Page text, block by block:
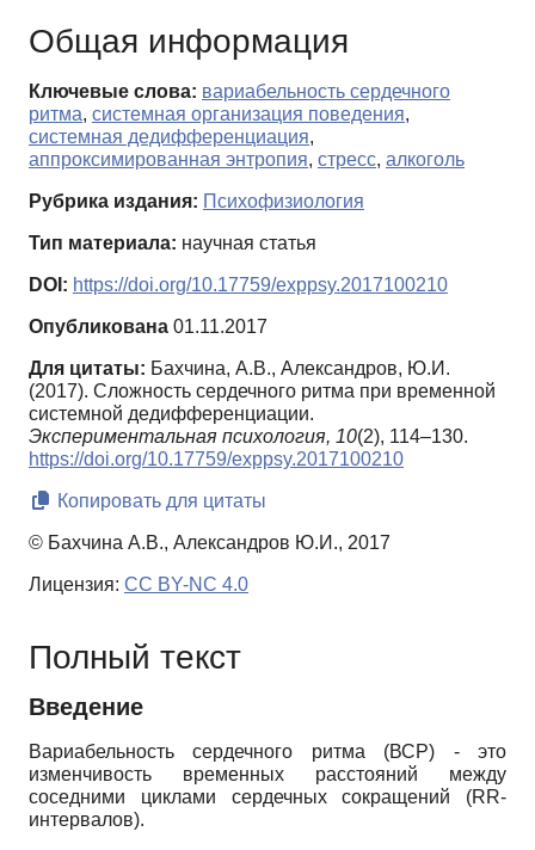
Общая информация
Ключевые слова: вариабельность сердечного
ритма, системная организация поведения,
системная дедифференциация,
аппроксимированная энтропия, стресс, алкоголь
Рубрика издания: Психофизиология
Тип материала: научная статья
DOI: https://doi.org/10.17759/exppsy.2017100210
Опубликована 01.11.2017
Для цитаты: Бахчина, А.В., Александров, Ю.И.
(2017). Сложность сердечного ритма при временной
системной дедифференциации.
Экспериментальная психология, 10(2), 114–130.
https://doi.org/10.17759/exppsy.2017100210
Копировать для цитаты
© Бахчина А.В., Александров Ю.И., 2017
Лицензия: CC BY-NC 4.0
Полный текст
Введение
Вариабельность сердечного ритма (ВСР) - это
изменчивость временных расстояний между
соседними циклами сердечных сокращений (RR-
интервалов).